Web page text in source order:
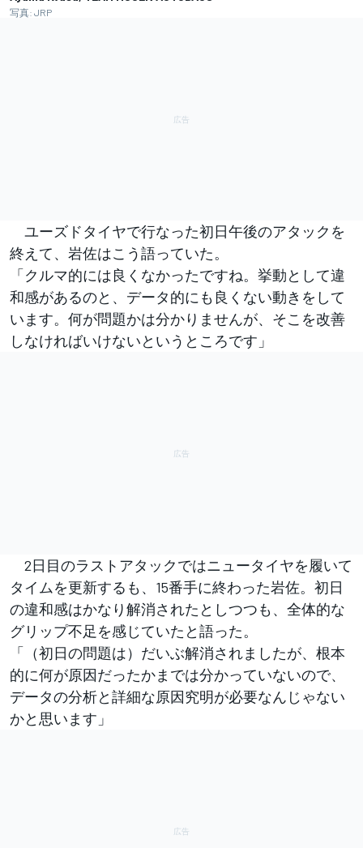
写真: JRP
ユーズドタイヤで行なった初日午後のアタックを
終えて、岩佐はこう語っていた。
「クルマ的には良くなかったですね。挙動として違
和感があるのと、データ的にも良くない動きをして
います。何が問題かは分かりませんが、そこを改善
しなければいけないというところです」
2日目のラストアタックではニュータイヤを履いて
タイムを更新するも、15番手に終わった岩佐。初日
の違和感はかなり解消されたとしつつも、全体的な
グリップ不足を感じていたと語った。
「（初日の問題は）だいぶ解消されましたが、根本
的に何が原因だったかまでは分かっていないので、
データの分析と詳細な原因究明が必要なんじゃない
かと思います」